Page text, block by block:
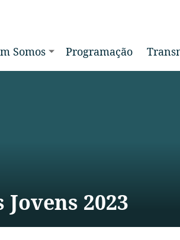
Somos Programação
2023